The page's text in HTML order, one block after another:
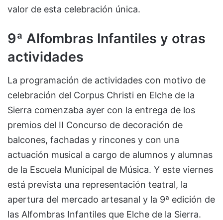
valor de esta celebración única.
9ª Alfombras Infantiles y otras
actividades
La programación de actividades con motivo de
celebración del Corpus Christi en Elche de la
Sierra comenzaba ayer con la entrega de los
premios del II Concurso de decoración de
balcones, fachadas y rincones y con una
actuación musical a cargo de alumnos y alumnas
de la Escuela Municipal de Música. Y este viernes
está prevista una representación teatral, la
apertura del mercado artesanal y la 9ª edición de
las Alfombras Infantiles que Elche de la Sierra.